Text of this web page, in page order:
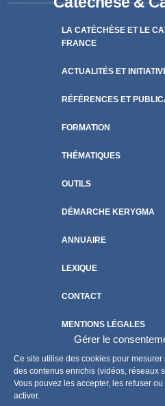
Gérer le
Ce site utilise des cookies pour
des contenus enrichis (vidéos, réseaux
Vous pouvez les accepter, les refuser
activer.
LA CATÉCHÈSE ET LE
FRANCE
ACTUALITÉS ET
RÉFÉRENCES ET
FORMATION
THÉMATIQUES
OUTILS
DÉMARCHE KERYGMA
ANNUAIRE
LEXIQUE
CONTACT
MENTIONS LÉGALES